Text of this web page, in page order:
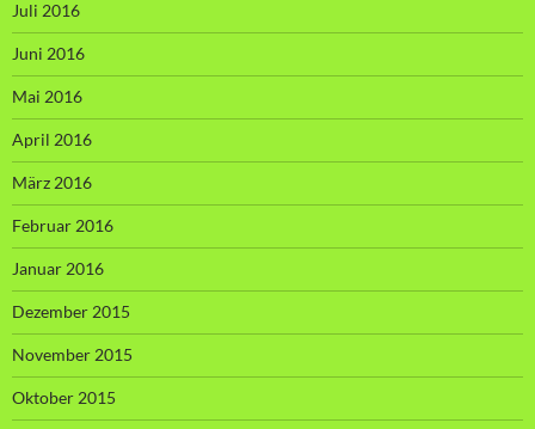
Juli 2016
Juni 2016
Mai 2016
April 2016
März 2016
Februar 2016
Januar 2016
Dezember 2015
November 2015
Oktober 2015